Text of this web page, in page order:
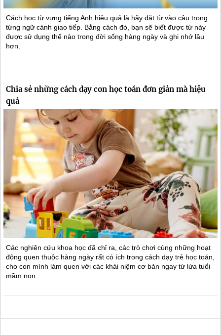
Cách học từ vựng tiếng Anh hiệu quả là hãy đặt từ vào câu trong
từng ngữ cảnh giao tiếp. Bằng cách đó, bạn sẽ biết được từ này
được sử dụng thế nào trong đời sống hàng ngày và ghi nhớ lâu
hơn.
Chia sẻ những cách dạy con học toán đơn giản mà hiệu
quả
Các nghiên cứu khoa học đã chỉ ra, các trò chơi cùng những hoạt
động quen thuộc hàng ngày rất có ích trong cách dạy trẻ học toán,
cho con mình làm quen với các khái niệm cơ bản ngay từ lứa tuổi
mầm non.